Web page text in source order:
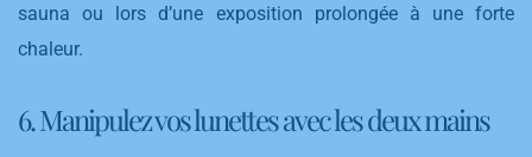
sauna ou lors d’une exposition prolongée à une forte
chaleur.
6. Manipulez vos lunettes avec les deux mains